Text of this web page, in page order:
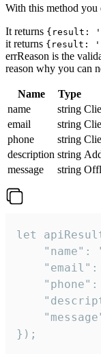
With this method you
It returns {result:
it returns {result:
errReason is the
reason why you can
Name Type
name
string
email
string
phone
string
description string
message
string
let
"name":
});